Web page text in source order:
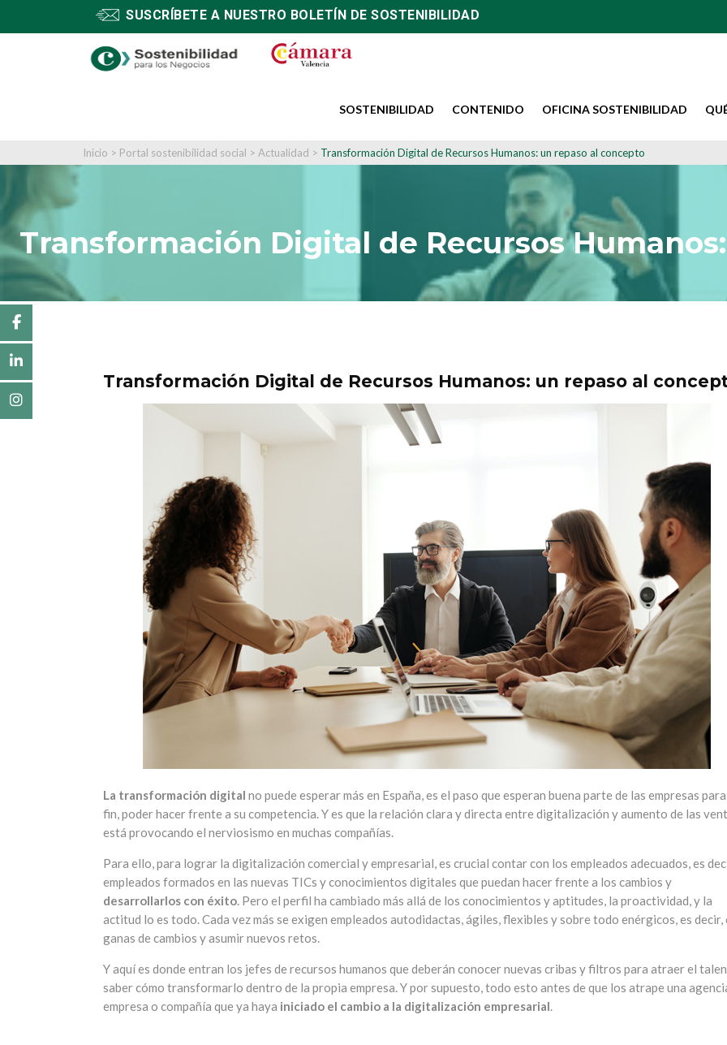
SUSCRÍBETE A NUESTRO BOLETÍN DE SOSTENIBILIDAD
SOSTENIBILIDAD CONTENIDO OFICINA SOSTENIBILIDAD
Inicio > Portal sostenibilidad social > Actualidad > Transformación Digital de Recursos Humanos: un repaso al concepto
Transformación Digital de Recursos
Transformación Digital de Recursos Humanos: un repaso al
La transformación digital no puede esperar más en España, es el paso que esperan buena parte de las empresas
fin, poder hacer frente a su competencia. Y es que la relación clara y directa entre digitalización y aumento de las
está provocando el nerviosismo en muchas compañías.
Para ello, para lograr la digitalización comercial y empresarial, es crucial contar con los empleados adecuados, es
empleados formados en las nuevas TICs y conocimientos digitales que puedan hacer frente a los cambios y
desarrollarlos con éxito. Pero el perfil ha cambiado más allá de los conocimientos y aptitudes, la proactividad, y la
actitud lo es todo. Cada vez más se exigen empleados autodidactas, ágiles, flexibles y sobre todo enérgicos, es decir,
ganas de cambios y asumir nuevos retos.
Y aquí es donde entran los jefes de recursos humanos que deberán conocer nuevas cribas y filtros para atraer el
saber cómo transformarlo dentro de la propia empresa. Y por supuesto, todo esto antes de que los atrape una
empresa o compañía que ya haya iniciado el cambio a la digitalización empresarial.